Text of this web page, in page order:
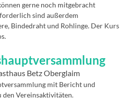
gerne noch mitgebracht
sind außerdem
Bindedraht und Rohlinge. Der Kurs
Betz Oberglaim
mit Bericht und
den Vereinsaktivitäten.